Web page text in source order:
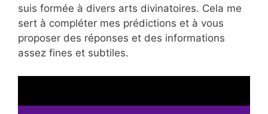
suis formée à divers arts divinatoires. Cela me
sert à compléter mes prédictions et à vous
proposer des réponses et des informations
assez fines et subtiles.